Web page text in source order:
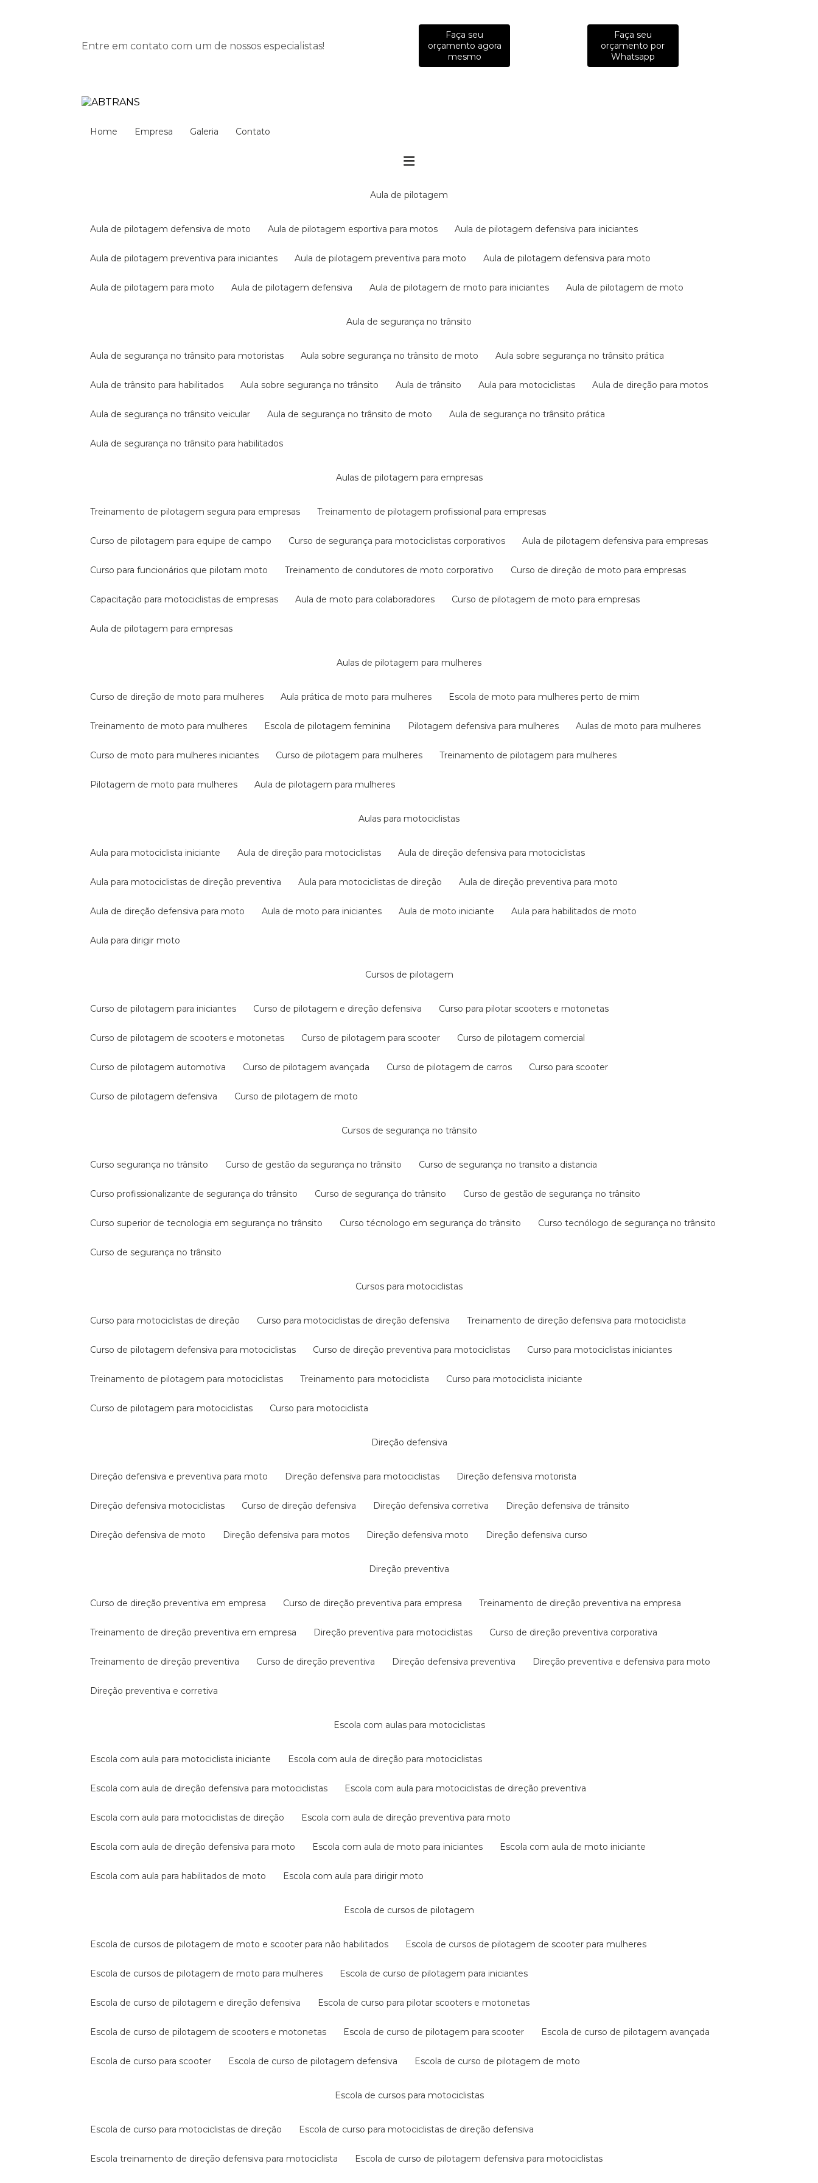
Entre em contato com um de nossos especialistas!
Faça seu
orçamento agora
mesmo
Faça seu
orçamento por
Whatsapp
Home Empresa Galeria Contato
aula de pilotagem
aula de pilotagem defensiva de moto aula de pilotagem esportiva para motos aula de pilotagem defensiva para iniciantes
aula de pilotagem preventiva para iniciantes aula de pilotagem preventiva para moto aula de pilotagem defensiva para moto
aula de pilotagem para moto aula de pilotagem defensiva aula de pilotagem de moto para iniciantes aula de pilotagem de moto
aula de segurança no trânsito
aula de segurança no trânsito para motoristas aula sobre segurança no trânsito de moto aula sobre segurança no trânsito prática
aula de trânsito para habilitados aula sobre segurança no trânsito aula de trânsito aula para motociclistas aula de direção para motos
aula de segurança no trânsito veicular aula de segurança no trânsito de moto aula de segurança no trânsito prática
aula de segurança no trânsito para habilitados
aulas de pilotagem para empresas
treinamento de pilotagem segura para empresas treinamento de pilotagem profissional para empresas
curso de pilotagem para equipe de campo curso de segurança para motociclistas corporativos aula de pilotagem defensiva para empresas
curso para funcionários que pilotam moto treinamento de condutores de moto corporativo curso de direção de moto para empresas
capacitação para motociclistas de empresas aula de moto para colaboradores curso de pilotagem de moto para empresas
aula de pilotagem para empresas
aulas de pilotagem para mulheres
curso de direção de moto para mulheres aula prática de moto para mulheres escola de moto para mulheres perto de mim
treinamento de moto para mulheres escola de pilotagem feminina pilotagem defensiva para mulheres aulas de moto para mulheres
curso de moto para mulheres iniciantes curso de pilotagem para mulheres treinamento de pilotagem para mulheres
pilotagem de moto para mulheres aula de pilotagem para mulheres
aulas para motociclistas
aula para motociclista iniciante aula de direção para motociclistas aula de direção defensiva para motociclistas
aula para motociclistas de direção preventiva aula para motociclistas de direção aula de direção preventiva para moto
aula de direção defensiva para moto aula de moto para iniciantes aula de moto iniciante aula para habilitados de moto
aula para dirigir moto
cursos de pilotagem
curso de pilotagem para iniciantes curso de pilotagem e direção defensiva curso para pilotar scooters e motonetas
curso de pilotagem de scooters e motonetas curso de pilotagem para scooter curso de pilotagem comercial
curso de pilotagem automotiva curso de pilotagem avançada curso de pilotagem de carros curso para scooter
curso de pilotagem defensiva curso de pilotagem de moto
cursos de segurança no trânsito
curso segurança no trânsito curso de gestão da segurança no trânsito curso de segurança no transito a distancia
curso profissionalizante de segurança do trânsito curso de segurança do trânsito curso de gestão de segurança no trânsito
curso superior de tecnologia em segurança no trânsito curso técnologo em segurança do trânsito curso tecnólogo de segurança no trânsito
curso de segurança no trânsito
cursos para motociclistas
curso para motociclistas de direção curso para motociclistas de direção defensiva treinamento de direção defensiva para motociclista
curso de pilotagem defensiva para motociclistas curso de direção preventiva para motociclistas curso para motociclistas iniciantes
treinamento de pilotagem para motociclistas treinamento para motociclista curso para motociclista iniciante
curso de pilotagem para motociclistas curso para motociclista
direção defensiva
direção defensiva e preventiva para moto direção defensiva para motociclistas direção defensiva motorista
direção defensiva motociclistas curso de direção defensiva direção defensiva corretiva direção defensiva de trânsito
direção defensiva de moto direção defensiva para motos direção defensiva moto direção defensiva curso
direção preventiva
curso de direção preventiva em empresa curso de direção preventiva para empresa treinamento de direção preventiva na empresa
treinamento de direção preventiva em empresa direção preventiva para motociclistas curso de direção preventiva corporativa
treinamento de direção preventiva curso de direção preventiva direção defensiva preventiva direção preventiva e defensiva para moto
direção preventiva e corretiva
escola com aulas para motociclistas
escola com aula para motociclista iniciante escola com aula de direção para motociclistas
escola com aula de direção defensiva para motociclistas escola com aula para motociclistas de direção preventiva
escola com aula para motociclistas de direção escola com aula de direção preventiva para moto
escola com aula de direção defensiva para moto escola com aula de moto para iniciantes escola com aula de moto iniciante
escola com aula para habilitados de moto escola com aula para dirigir moto
escola de cursos de pilotagem
escola de cursos de pilotagem de moto e scooter para não habilitados escola de cursos de pilotagem de scooter para mulheres
escola de cursos de pilotagem de moto para mulheres escola de curso de pilotagem para iniciantes
escola de curso de pilotagem e direção defensiva escola de curso para pilotar scooters e motonetas
escola de curso de pilotagem de scooters e motonetas escola de curso de pilotagem para scooter escola de curso de pilotagem avançada
escola de curso para scooter escola de curso de pilotagem defensiva escola de curso de pilotagem de moto
escola de cursos para motociclistas
escola de curso para motociclistas de direção escola de curso para motociclistas de direção defensiva
escola treinamento de direção defensiva para motociclista escola de curso de pilotagem defensiva para motociclistas